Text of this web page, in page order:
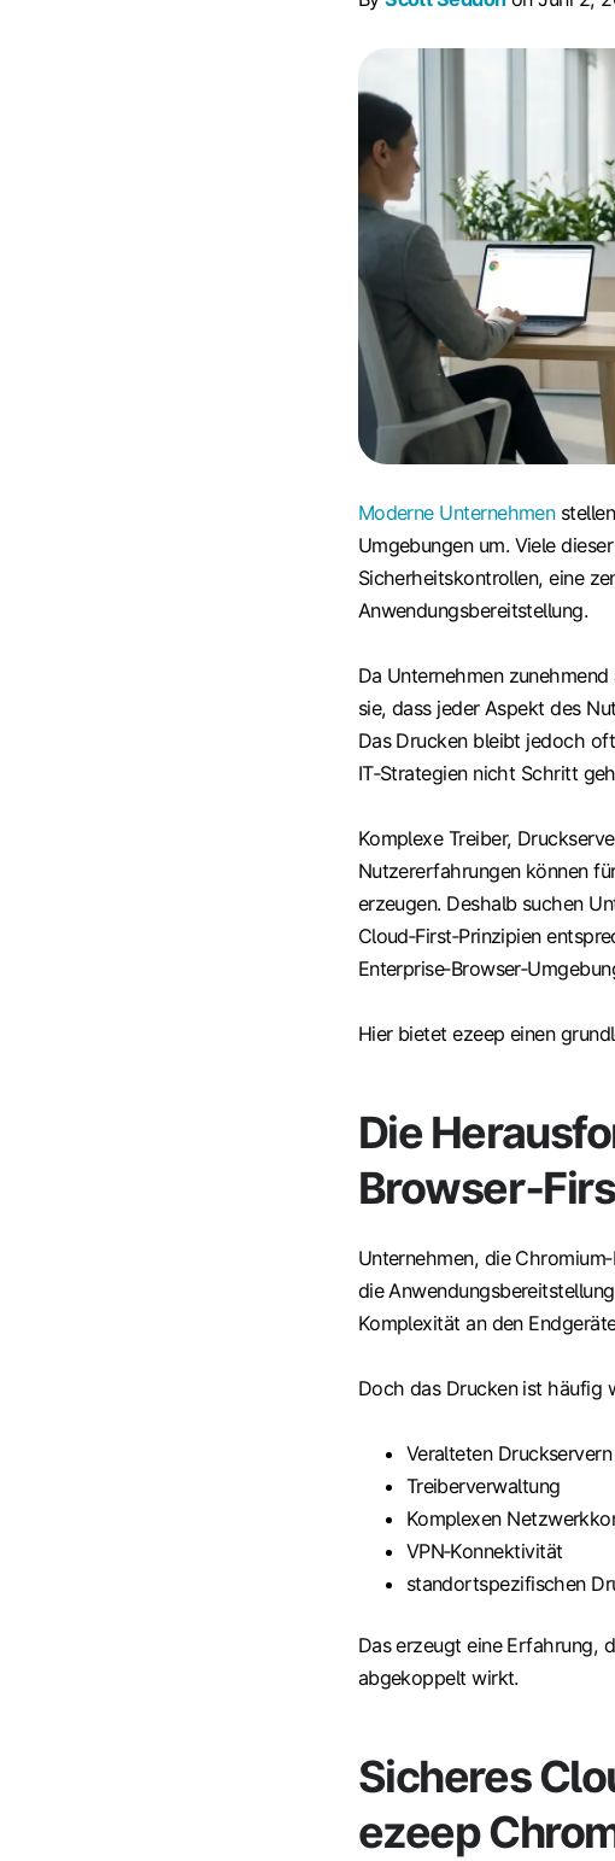
Moderne Unternehmen
Umgebungen um. Viele
Sicherheitskontrollen, eine
Anwendungsbereitstellung.
Da Unternehmen
sie, dass jeder Aspekt des
Das Drucken bleibt jedoch
IT‑Strategien nicht Schritt
Komplexe Treiber,
Nutzererfahrungen können
erzeugen. Deshalb suchen
Cloud‑First‑Prinzipien
Hier bietet ezeep einen
Die
Unternehmen, die
die
Komplexität an den
Doch das Drucken ist häufig
Veralteten Druckservern
Treiberverwaltung
Komplexen
VPN‑Konnektivität
standortspezifischen
Das erzeugt eine Erfahrung,
abgekoppelt wirkt.
Sicheres
ezeep